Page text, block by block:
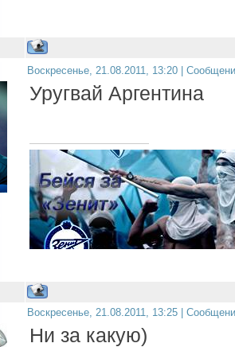
Воскресенье, 21.08.2011, 13:20 |
Уругвай Аргентина
Воскресенье, 21.08.2011, 13:25 |
Ни за какую)